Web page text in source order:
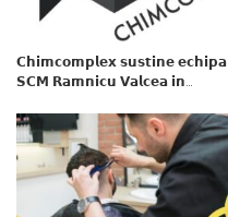
𝗖𝗵𝗶𝗺𝗰𝗼𝗺𝗽𝗹𝗲𝘅 𝘀𝘂𝘀𝘁𝗶𝗻𝗲 𝗲𝗰𝗵𝗶𝗽𝗮
𝗦𝗖𝗠 𝗥𝗮𝗺𝗻𝗶𝗰𝘂 𝗩𝗮𝗹𝗰𝗲𝗮 𝗶𝗻
𝗳𝗶𝗻𝗮𝗻𝘁𝗮𝘁𝗼𝗿